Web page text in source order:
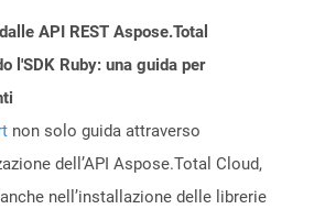
API REST Aspose.Total
l'SDK Ruby: una guida per
non solo guida attraverso
dell’API Aspose.Total Cloud,
nell’installazione delle librerie